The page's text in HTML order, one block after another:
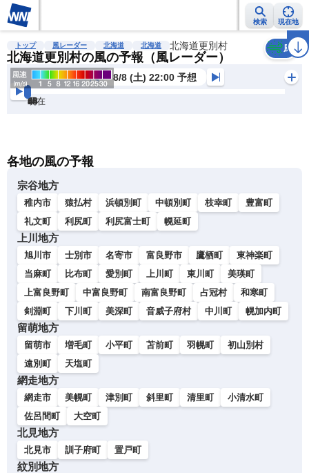
検索 現在地
雨雲レーダー 台風情報 地震情報 警報・注意報 2週間天気 ラ
トップ 風レーダー 北海道 北海道 北海道更別村
北海道更別村の風の予報（風レーダー）
風
8/8 (土) 22:00 予想
現在
6h
12
24
36
48
60
72
各地の風の予報
宗谷地方
稚内市 猿払村 浜頓別町 中頓別町 枝幸町
豊富町
礼文町
利尻町 利尻富士町 幌延町
上川地方
旭川市 士別市 名寄市 富良野市 鷹栖町
東神楽町
当麻町
比布町 愛別町 上川町 東川町
美瑛町
上富良野町
中富良野町 南富良野町 占冠村
和寒町
剣淵町
下川町 美深町 音威子府村 中川町 幌加内町
留萌地方
留萌市 増毛町 小平町 苫前町 羽幌町
初山別村
遠別町
天塩町
網走地方
網走市 美幌町 津別町 斜里町 清里町
小清水町
佐呂間町
大空町
北見地方
北見市 訓子府町 置戸町
紋別地方